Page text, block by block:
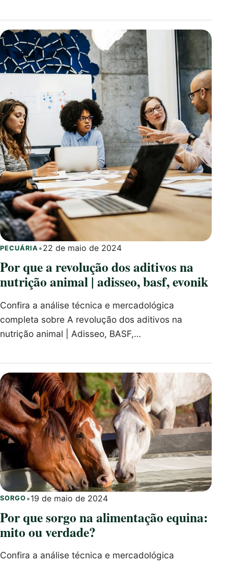
PECUÁRIA •22 de maio de 2024
Por que a revolução dos aditivos na
nutrição animal | adisseo, basf, evonik
Confira a análise técnica e mercadológica
completa sobre A revolução dos aditivos na
nutrição animal | Adisseo, BASF,…
SORGO •19 de maio de 2024
Por que sorgo na alimentação equina:
mito ou verdade?
Confira a análise técnica e mercadológica